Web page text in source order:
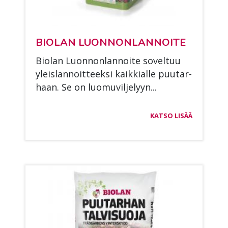
BIO­LAN LUON­NON­LAN­NOI­TE
Bio­lan Luon­non­lan­noi­te so­vel­tuu
yleis­lan­noit­teek­si kaik­kial­le puu­tar­
haan. Se on luo­mu­vil­je­lyyn...
KATSO LISÄÄ